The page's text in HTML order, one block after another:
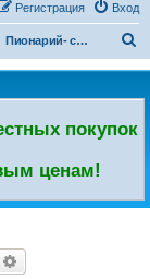
Вход
Регистрация
Пионарий- сад пионов.
покупок
ценам!